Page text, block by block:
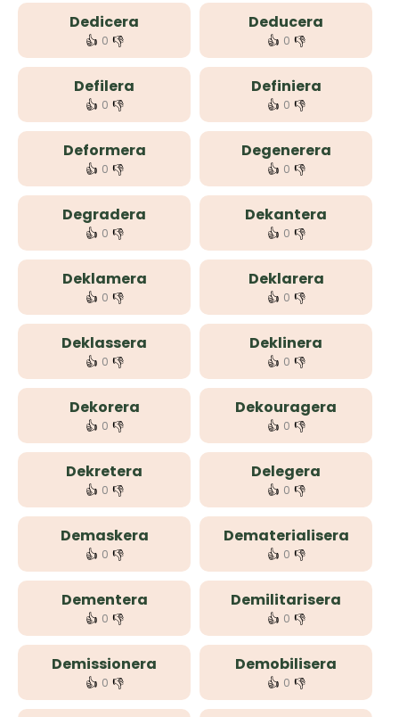
Dedicera
👍 0 👎
Deducera
👍 0 👎
Defilera
👍 0 👎
Definiera
👍 0 👎
Deformera
👍 0 👎
Degenerera
👍 0 👎
Degradera
👍 0 👎
Dekantera
👍 0 👎
Deklamera
👍 0 👎
Deklarera
👍 0 👎
Deklassera
👍 0 👎
Deklinera
👍 0 👎
Dekorera
👍 0 👎
Dekouragera
👍 0 👎
Dekretera
👍 0 👎
Delegera
👍 0 👎
Demaskera
👍 0 👎
Dematerialisera
👍 0 👎
Dementera
👍 0 👎
Demilitarisera
👍 0 👎
Demissionera
👍 0 👎
Demobilisera
👍 0 👎